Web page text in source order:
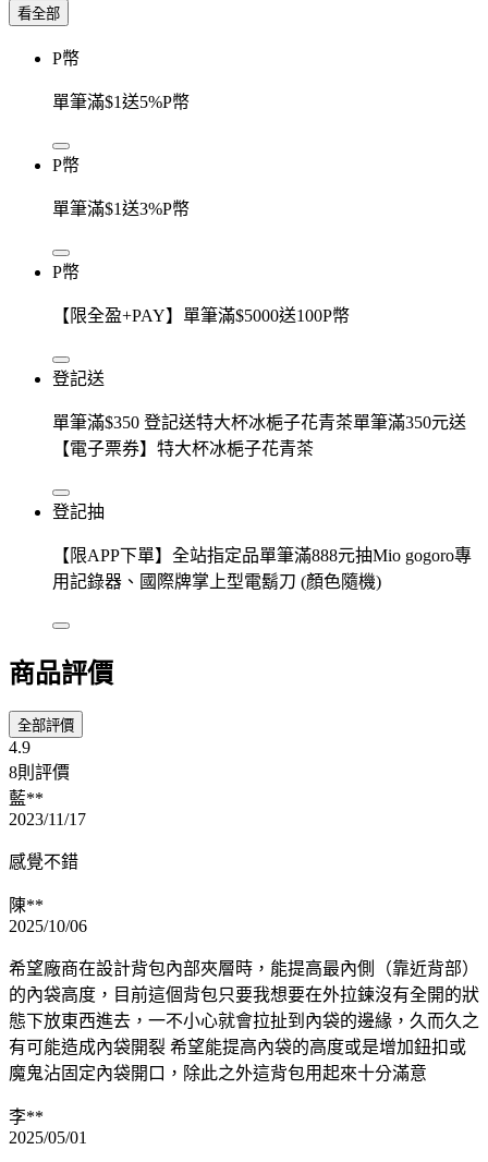
看全部
P幣
單筆滿$1送5%P幣
P幣
單筆滿$1送3%P幣
P幣
【限全盈+PAY】單筆滿$5000送100P幣
登記送
單筆滿$350 登記送特大杯冰梔子花青茶單筆滿350元送
【電子票券】特大杯冰梔子花青茶
登記抽
【限APP下單】全站指定品單筆滿888元抽Mio gogoro專
用記錄器、國際牌掌上型電鬍刀 (顏色隨機)
商品評價
全部評價
4.9
8則評價
藍**
2023/11/17
感覺不錯
陳**
2025/10/06
希望廠商在設計背包內部夾層時，能提高最內側（靠近背部）
的內袋高度，目前這個背包只要我想要在外拉鍊沒有全開的狀
態下放東西進去，一不小心就會拉扯到內袋的邊緣，久而久之
有可能造成內袋開裂 希望能提高內袋的高度或是增加鈕扣或
魔鬼沾固定內袋開口，除此之外這背包用起來十分滿意
李**
2025/05/01